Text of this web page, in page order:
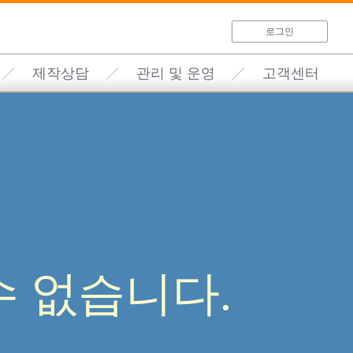
로그인
제작상담 관리 및 운영 고객센터
없습니다.